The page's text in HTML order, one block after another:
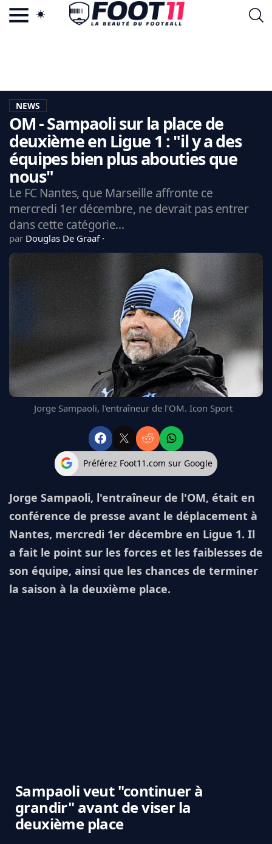
LA CHARTE
VIE PRIVÉE
CGU
CONTACTEZ-NOUS
MERCATO
CDM 2026
EDF
PSG
LIGUE 1
REAL MADRID
FC BARCELONE
MANCHESTER UNITED
CHELSEA
ARSENAL
BAYERN
L'AVIS DE LA RÉDAC'
NEWS
OM - Sampaoli sur la place de
deuxième en Ligue 1 : "il y a des
équipes bien plus abouties que
nous"
Le FC Nantes, que Marseille affronte ce
mercredi 1er décembre, ne devrait pas entrer
dans cette catégorie...
par Douglas De Graaf
Jorge Sampaoli, l'entraîneur de l'OM. Icon Sport
Préférez Foot11.com sur Google
Jorge Sampaoli, l'entraîneur de l'OM, était en
conférence de presse avant le déplacement à
Nantes, mercredi 1er décembre en Ligue 1. Il
a fait le point sur les forces et les faiblesses de
son équipe, ainsi que les chances de terminer
la saison à la deuxième place.
Sampaoli veut "continuer à
grandir" avant de viser la
deuxième place